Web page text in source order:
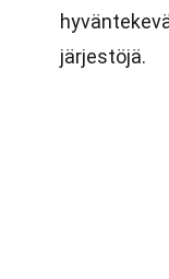
järjestöjä.